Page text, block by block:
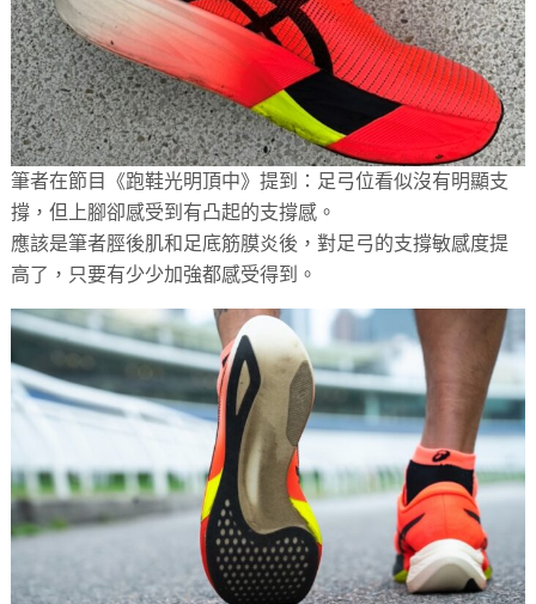
筆者在節目《跑鞋光明頂中》提到：足弓位看似沒有明顯支
撐，但上腳卻感受到有凸起的支撐感。
應該是筆者脛後肌和足底筋膜炎後，對足弓的支撐敏感度提
高了，只要有少少加強都感受得到。